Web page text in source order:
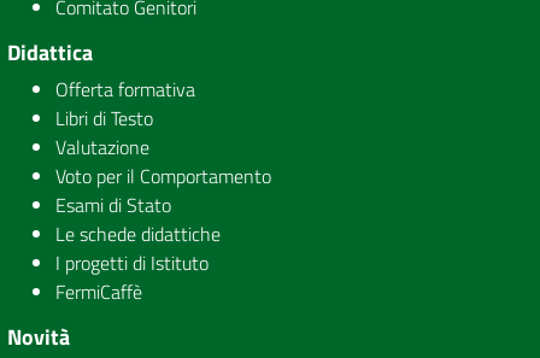
Comitato Genitori
Didattica
Offerta formativa
Libri di Testo
Valutazione
Voto per il Comportamento
Esami di Stato
Le schede didattiche
I progetti di Istituto
FermiCaffè
Novità